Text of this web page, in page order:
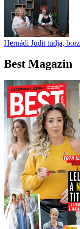
Hernádi Judit tudja,
Best Magazin